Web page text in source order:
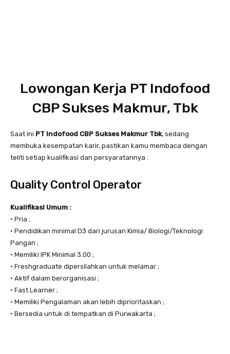
Lowongan Kerja PT Indofood
CBP Sukses Makmur, Tbk
Saat ini PT Indofood CBP Sukses Makmur Tbk, sedang
membuka kesempatan karir, pastikan kamu membaca dengan
teliti setiap kualifikasi dan persyaratannya :
Quality Control Operator
Kualifikasi Umum :
• Pria ;
• Pendidikan minimal D3 dari jurusan Kimia/ Biologi/Teknologi
Pangan ;
• Memiliki IPK Minimal 3.00 ;
• Freshgraduate dipersilahkan untuk melamar ;
• Aktif dalam berorganisasi ;
• Fast Learner ;
• Memiliki Pengalaman akan lebih diprioritaskan ;
• Bersedia untuk di tempatkan di Purwakarta ;